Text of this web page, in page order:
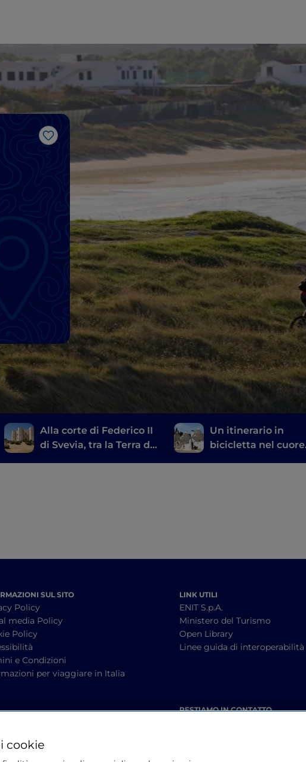
Like
Alla corte di Federico II
di Svevia, tra la Terra di
Un itinerario in
bicicletta nel cuore
SUL SITO
Policy
media Policy
Policy
e Condizioni
per viaggiare in Italia
LINK UTILI
ENIT S.p.A.
Ministero del Turismo
Open Library
Linee guida di interoperabilità
RESTIAMO IN CONTATTO
cookie